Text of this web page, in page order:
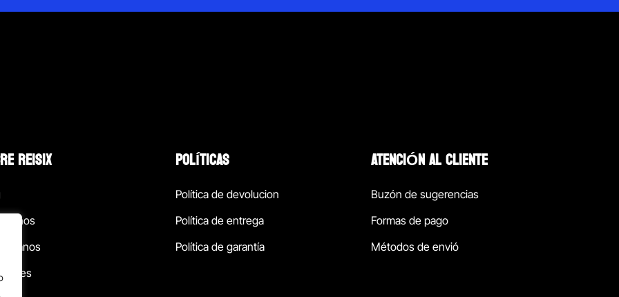
REISIX POLÍTICAS
Política de devolucion
Política de entrega
Política de garantía
ATENCIÓN AL CLIENTE
Buzón de sugerencias
Formas de pago
Métodos de envió